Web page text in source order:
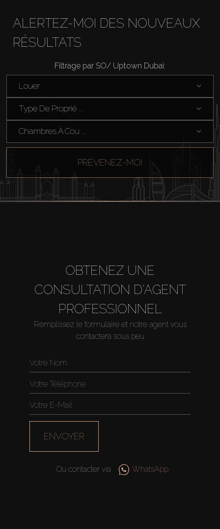
Acheter
Louer
Vendre
Agents
ALERTEZ-MOI DES NOUVEAUX
RÉSULTATS
Filtrage par SO/ Uptown Dubai:
Louer
Type De Proprié ...
Chambres À Cou ...
PRÉVENEZ-MOI
OBTENEZ UNE
CONSULTATION D'AGENT
PROFESSIONNEL
Remplissez le formulaire et notre agent vous
contactera sous peu
ENVOYER
Ou contacter via WhatsApp